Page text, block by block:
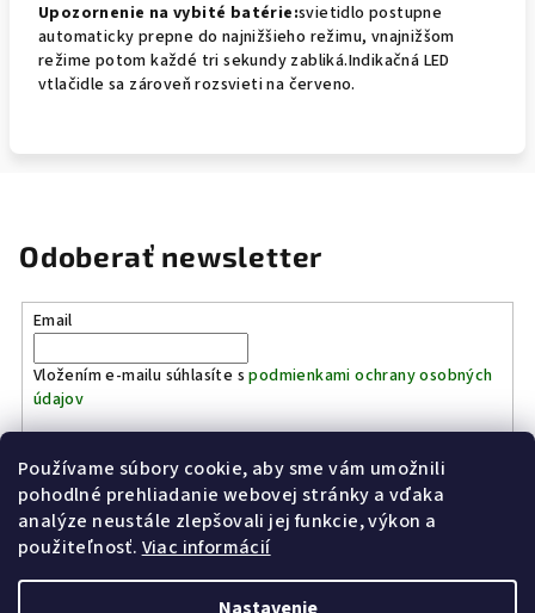
Používame súbory cookie, aby sme vám umožnili
pohodlné prehliadanie webovej stránky a vďaka
analýze neustále zlepšovali jej funkcie, výkon a
použiteľnosť. Viac informácií
Upozornenie na vybité batérie:svietidlo postupne
automaticky prepne do najnižšieho režimu, vnajnižšom
režime potom každé tri sekundy zabliká.Indikačná LED
vtlačidle sa zároveň rozsvieti na červeno.
Odoberať newsletter
Email
Vložením e-mailu súhlasíte spodmienkami ochrany osobných
údajov
Prihlásiť sa
Kinostrelnica Páleník